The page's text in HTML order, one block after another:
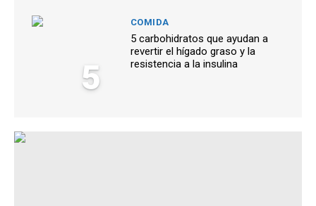
5
COMIDA
5 carbohidratos que ayudan a
revertir el hígado graso y la
resistencia a la insulina